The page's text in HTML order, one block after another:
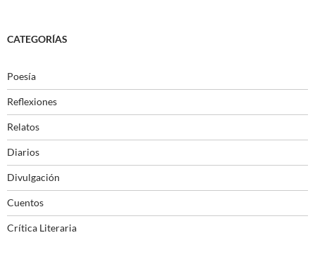
CATEGORÍAS
Poesía
Reflexiones
Relatos
Diarios
Divulgación
Cuentos
Crítica Literaria